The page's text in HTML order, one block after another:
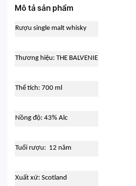
Mô tả sản phẩm
Rượu single malt whisky
Thương hiệu: THE BALVENIE
Thể tích: 700 ml
Nồng độ: 43% Alc
Tuổi rượu: 12 năm
Xuất xứ: Scotland